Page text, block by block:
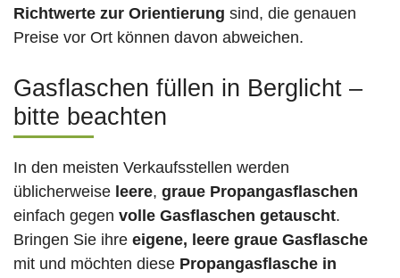
Richtwerte zur Orientierung sind, die genauen
Preise vor Ort können davon abweichen.
Gasflaschen füllen in Berglicht –
bitte beachten
In den meisten Verkaufsstellen werden
üblicherweise leere, graue Propangasflaschen
einfach gegen volle Gasflaschen getauscht.
Bringen Sie ihre eigene, leere graue Gasflasche
mit und möchten diese Propangasflasche in